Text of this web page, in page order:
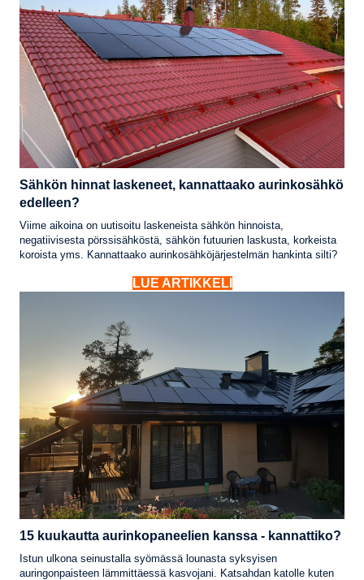
Sähkön hinnat laskeneet, kannattaako aurinkosähkö
edelleen?
Viime aikoina on uutisoitu laskeneista sähkön hinnoista,
negatiivisesta pörssisähköstä, sähkön futuurien laskusta, korkeista
koroista yms. Kannattaako aurinkosähköjärjestelmän hankinta silti?
LUE ARTIKKELI
15 kuukautta aurinkopaneelien kanssa - kannattiko?
Istun ulkona seinustalla syömässä lounasta syksyisen
auringonpaisteen lämmittäessä kasvojani. Katsahdan katolle kuten